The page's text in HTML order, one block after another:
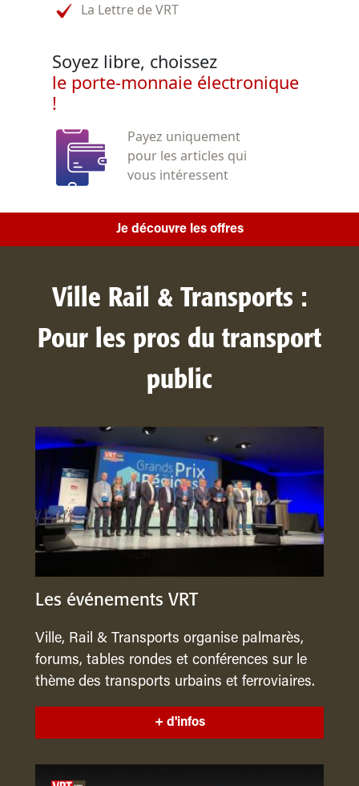
La Lettre de VRT
Soyez libre, choissez
le porte-monnaie électronique
!
Payez uniquement
pour les articles qui
vous intéressent
Je découvre les offres
Ville Rail & Transports :
Pour les pros du transport
public
Les événements VRT
Ville, Rail & Transports organise palmarès,
forums, tables rondes et conférences sur le
thème des transports urbains et ferroviaires.
+ d'infos